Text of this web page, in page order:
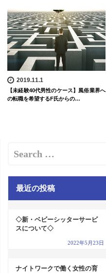
2019.11.1
【未経験40代男性のケース】風俗業界へ
の転職を希望するF氏からの…
最近の投稿
◇新・ベビーシッターサービ
スについて◇
2022年5月23日
ナイトワークで働く女性の育